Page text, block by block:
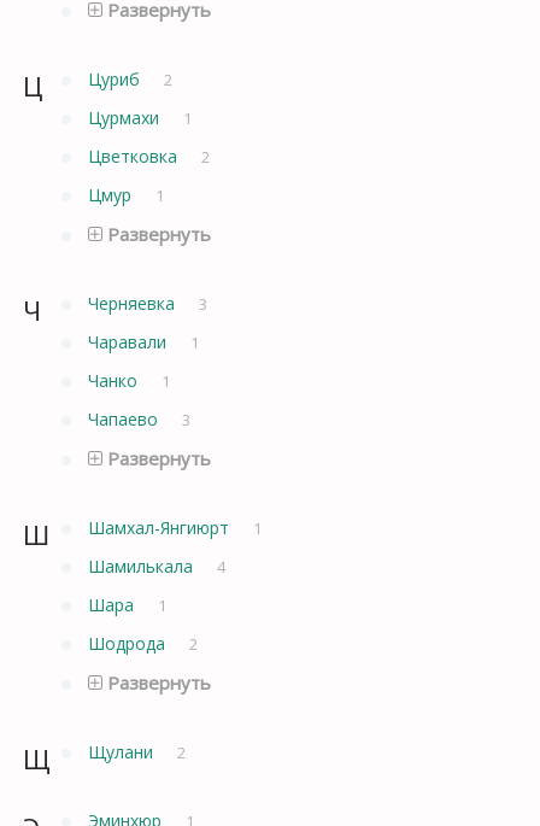
Развернуть
Ц Цуриб 2
Цурмахи 1
Цветковка 2
Цмур 1
Развернуть
Ч Черняевка 3
Чаравали 1
Чанко 1
Чапаево 3
Развернуть
Ш Шамхал-Янгиюрт 1
Шамилькала 4
Шара 1
Шодрода 2
Развернуть
Щ Щулани 2
Эминхюр 1